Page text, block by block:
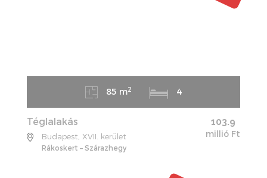
85 m2 4
103.9
millió Ft
Téglalakás
Budapest, XVII. kerület
Rákoskert – Szárazhegy